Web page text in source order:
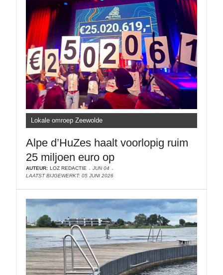
Lokale omroep Zeewolde
Alpe d’HuZes haalt voorlopig ruim
25 miljoen euro op
AUTEUR: LOZ REDACTIE
JUN 04
LAATST BIJGEWERKT: 05 JUNI 2026